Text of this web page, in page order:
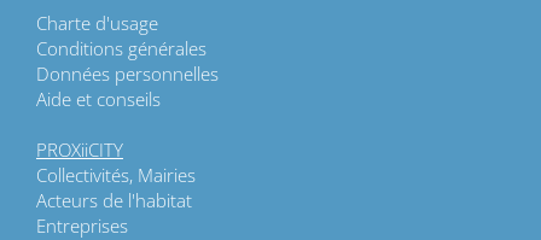
Charte d'usage
Conditions générales
Données personnelles
Aide et conseils
PROXiiCITY
Collectivités, Mairies
Acteurs de l'habitat
Entreprises